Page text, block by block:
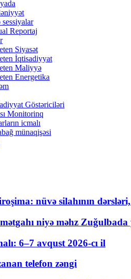
sessiyalar
Reportaj
Siyasət
İqtisadiyyat
Maliyyə
Energetika
Göstəriciləri
Monitorinq
icmalı
münaqişəsi
nüvə silahının
niyə məhz
6–7 avqust 2026-cı il
telefon zəngi